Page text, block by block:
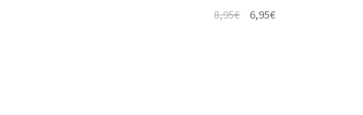
8,95€ 6,95€